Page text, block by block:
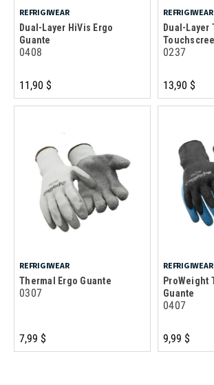
REFRIGIWEAR
Dual-Layer HiVis Ergo
Guante
0408
11,90 $
REFRIGIWEAR
Dual-Layer
0237
13,90 $
REFRIGIWEAR
Thermal Ergo Guante
0307
7,99 $
REFRIGIWEAR
ProWeight
Guante
0407
9,99 $